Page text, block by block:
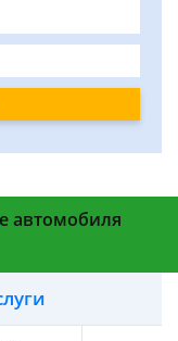
автомобиля